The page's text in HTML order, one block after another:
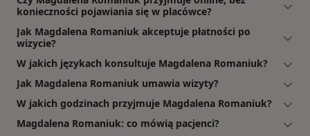
konieczności pojawiania się w placówce?
Jak Magdalena Romaniuk akceptuje płatności po
wizycie?
W jakich językach konsultuje Magdalena Romaniuk?
Jak Magdalena Romaniuk umawia wizyty?
W jakich godzinach przyjmuje Magdalena Romaniuk?
Magdalena Romaniuk: co mówią pacjenci?